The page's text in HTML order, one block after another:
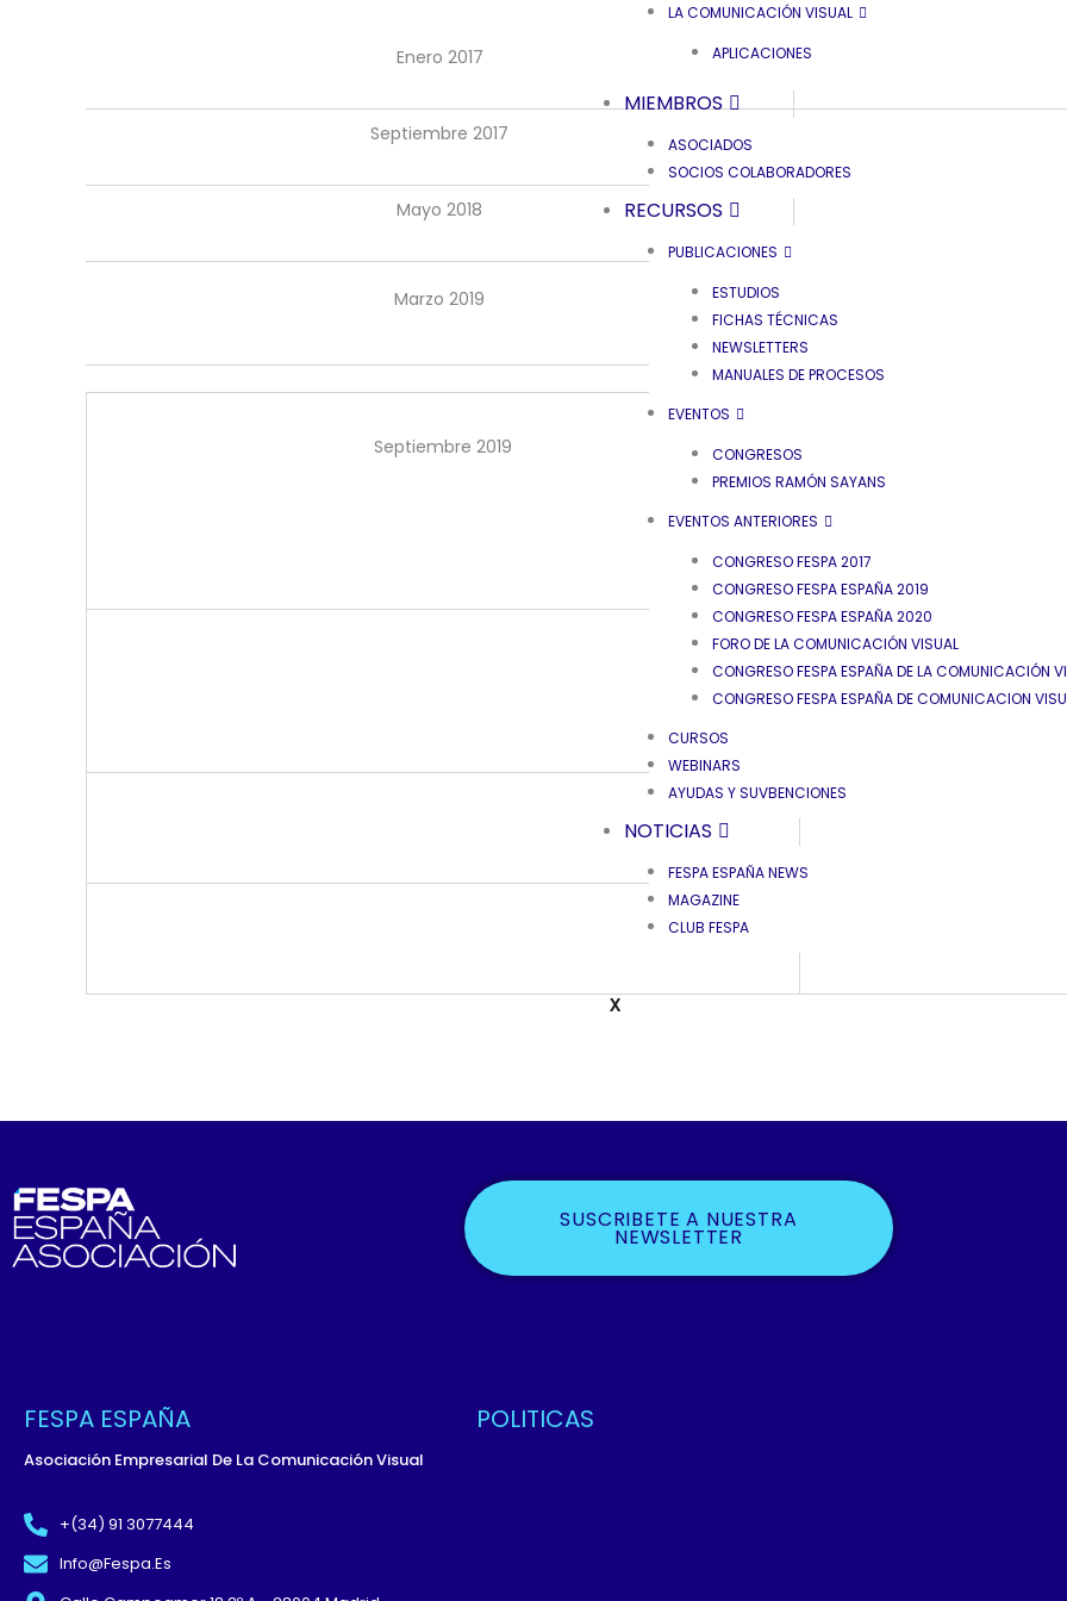
LA COMUNICACIÓN VISUAL
APLICACIONES
MIEMBROS
ASOCIADOS
SOCIOS COLABORADORES
RECURSOS
PUBLICACIONES
ESTUDIOS
FICHAS TÉCNICAS
NEWSLETTERS
MANUALES DE PROCESOS
EVENTOS
CONGRESOS
PREMIOS RAMÓN SAYANS
EVENTOS ANTERIORES
CONGRESO FESPA 2017
CONGRESO FESPA ESPAÑA 2019
CONGRESO FESPA ESPAÑA 2020
FORO DE LA COMUNICACIÓN VISUAL
CONGRESO FESPA ESPAÑA DE LA COMUNICACIÓN
CONGRESO FESPA ESPAÑA DE COMUNICACION
CURSOS
WEBINARS
AYUDAS Y SUVBENCIONES
NOTICIAS
FESPA ESPAÑA NEWS
MAGAZINE
CLUB FESPA
X
Enero 2017
Septiembre 2017
Mayo 2018
Marzo 2019
Septiembre 2019
SUSCRIBETE A NUESTRA
NEWSLETTER
FESPA ESPAÑA
Asociación Empresarial De La Comunicación Visual
+(34) 91 3077444
Info@fespa.es
POLITICAS